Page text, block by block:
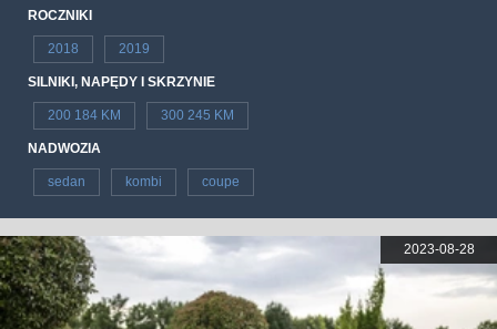
ROCZNIKI
2018 2019
SILNIKI, NAPĘDY I SKRZYNIE
200 184 KM 300 245 KM
NADWOZIA
sedan kombi coupe
2023-08-28